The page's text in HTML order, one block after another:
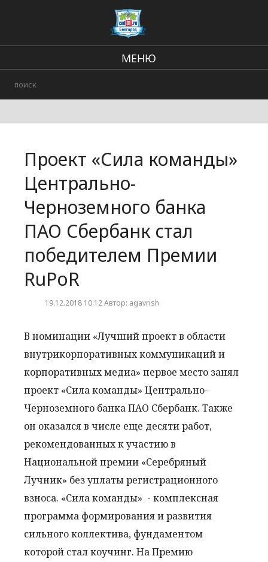
МЕНЮ
Городские события
Проект «Сила команды»
Центрально-
Черноземного банка
ПАО Сбербанк стал
победителем Премии
RuPoR
19.12.2018 10:12 Автор: agavrish
В номинации «Лучший проект в области
внутрикорпоративных коммуникаций и
корпоративных медиа» первое место занял
проект «Сила команды» Центрально-
Черноземного банка ПАО Сбербанк. Также
он оказался в числе еще десяти работ,
рекомендованных к участию в
Национальной премии «Серебряный
Лучник» без уплаты регистрационного
взноса. «Сила команды» - комплексная
программа формирования и развития
сильного коллектива, фундаментом
которой стал коучинг. На Премию